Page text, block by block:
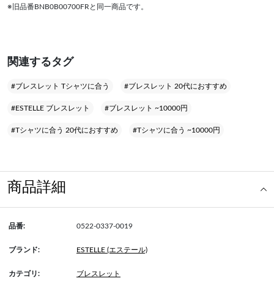
※旧品番BNB0B00700FRと同一商品です。
関連するタグ
#ブレスレット Tシャツに合う #ブレスレット 20代におすすめ
#ESTELLE ブレスレット #ブレスレット ~10000円
#Tシャツに合う 20代におすすめ #Tシャツに合う ~10000円
商品詳細
品番: 0522-0337-0019
ブランド: ESTELLE (エステール)
カテゴリ: ブレスレット